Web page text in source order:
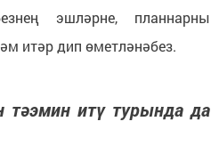
эшләрне, планнарны
итәр дип өметләнәбез.
итү турында да